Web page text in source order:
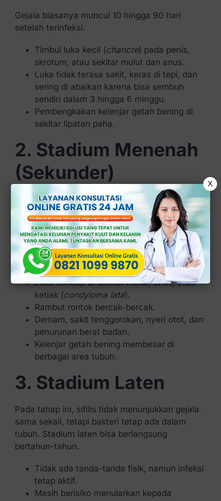
Gejala biasanya muncul 10 hingga 90 hari
setelah terinfeksi.
Timbul luka kecil (chancre) pada penis,
skrotum, atau sekitar mulut dan anus.
Luka tidak terasa sakit, keras di tepi, dan
sering di abaikan karena bisa sembuh
sendiri dalam 3 hingga 6 minggu.
Pembengkakan kelenjar getah bening di
sekitar lipatan paha.
2. Stadium Menenah
(Sekunder)
Jika tidak di obati, sifilis berkembang ke tahap
sekunder dalam beberapa minggu hingga bulan
setelah luka primer hilang.
Muncul ruam berwarna merah atau bintik
pada telapak tangan, kaki, atau seluruh
tubuh.
Luka lembap di sekitar mulut, anus, atau
ketiak (condyloma lata).
Rambut rontok bercak-bercak.
Demam, sakit tenggorokan, nyeri otot, dan
penurunan berat badan.
Kelenjar getah bening membesar di
berbagai area tubuh.
3. Stadium Laten
Pada tahap ini, sifilis tidak menunjukkan gejala
sama sekali, tetapi bakteri tetap ada dalam
tubuh. Stadium laten bisa berlangsung
bertahun-tahun.
Tidak ada tanda-tanda fisik, namun infeksi
tetap aktif.
Masih berisiko menularkan kepada
X